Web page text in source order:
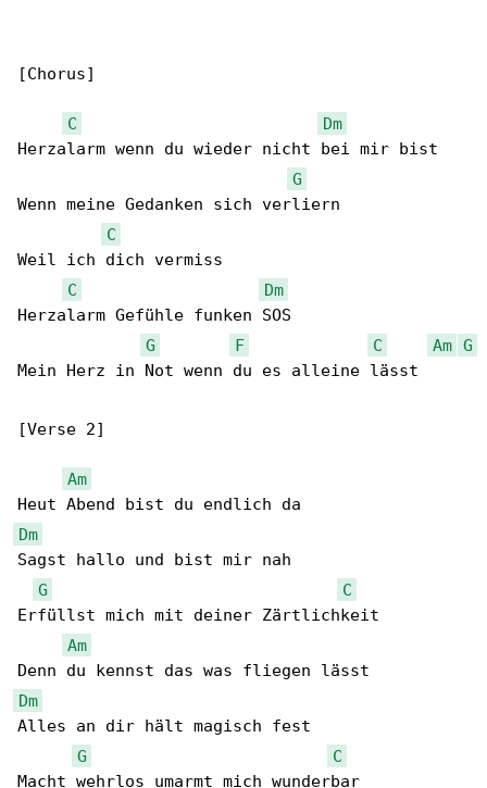
[Chorus]
C
Dm
Herzalarm wenn du wieder nicht bei mir bist
G
Wenn meine Gedanken sich verliern
C
Weil ich dich vermiss
C
Dm
Herzalarm Gefühle funken SOS
G
F C Am G
Mein Herz in Not wenn du es alleine lässt
[Verse 2]
Am
Dm
Sagst hallo und bist mir nah
G
C
Erfüllst mich mit deiner Zärtlichkeit
Am
Dm
Alles an dir hält magisch fest
G
C
Macht wehrlos umarmt mich wunderbar